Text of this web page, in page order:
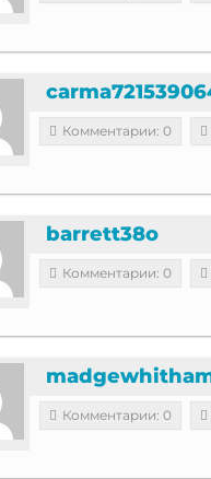
Комментарии: 0
barrett38o
Комментарии: 0
Комментарии: 0